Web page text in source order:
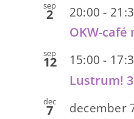
sep
2 20:00 -
OKW-café
sep
12 15:00 -
Lustrum!
dec
7 december